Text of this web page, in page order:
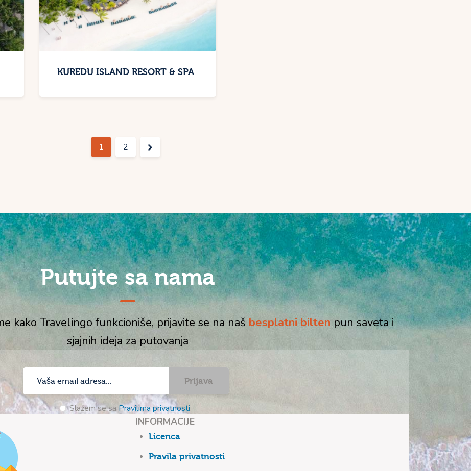
KUREDU ISLAND RESORT & SPA
1 2
>
Putujte sa nama
kako Travelingo funkcioniše, prijavite se na naš besplatni biltenpun saveta i
sjajnih ideja za putovanja
Prijava
Slažem se sa Pravilima privatnosti.
INFORMACIJE
Licenca
Pravila privatnosti